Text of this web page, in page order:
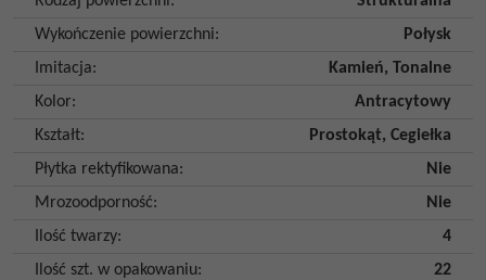
Wykończenie powierzchni:
Połysk
Imitacja: Kamień, Tonalne
Kolor:
Antracytowy
Kształt: Prostokąt, Cegiełka
Płytka rektyfikowana:
Nie
Mrozoodporność:
Nie
Ilość twarzy:
4
Ilość szt. w opakowaniu:
22